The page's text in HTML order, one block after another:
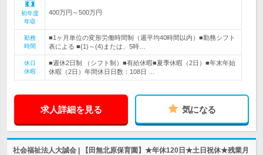
初年度
年収
400万円～500万円
勤務
時間
■1ヶ月単位の変形労働時間制（週平均40時間以内）■勤務シフト
表による ■(1)～(4)または、5時…
休日
休暇
■週休2日制 （シフト制）■有給休暇■夏季休暇（2日）■年末年始
休暇（2日）年間休日日数：108日 …
求人詳細を見る 気になる
社会福祉法人大誠会 | 【田無北原保育園】★年休120日★土日祝休★残業月